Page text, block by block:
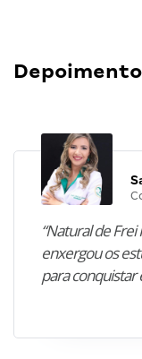
“Natural de Frei
enxergou os
para conquistar